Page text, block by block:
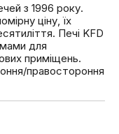
з 1996 року.
ціну, їх
Печі KFD
для
приміщень.
правостороння